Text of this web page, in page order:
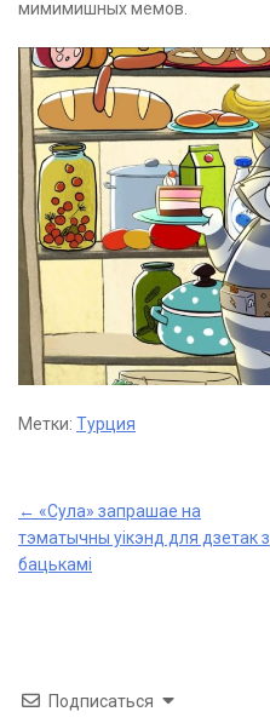
мимимишных мемов.
Метки: Турция
Post
navigation
← «Сула» запрашае на
тэматычны уікэнд для дзетак з
бацькамі
Подписаться